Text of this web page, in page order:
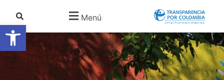
Abrir barra de herramientas
Menú